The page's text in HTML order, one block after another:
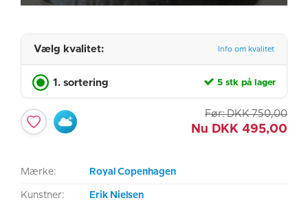
Vælg kvalitet: Info om kvalitet
1. sortering 5 stk på lager
Før: DKK 750,00
Nu DKK 495,00
Mærke: Royal Copenhagen
Kunstner: Erik Nielsen